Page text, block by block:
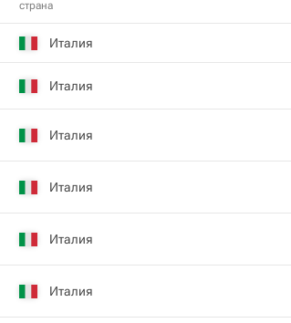
страна
Италия
Италия
Италия
Италия
Италия
Италия